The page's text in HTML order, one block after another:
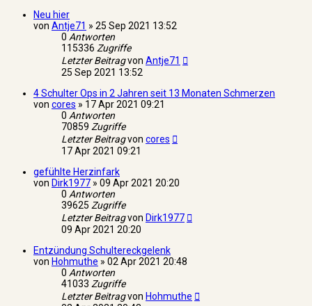
Neu hier
von Antje71 » 25 Sep 2021 13:52
0 Antworten
115336 Zugriffe
Letzter Beitragvon Antje71
25 Sep 2021 13:52
4 Schulter Ops in 2 Jahren seit 13 Monaten Schmerzen
von cores » 17 Apr 2021 09:21
0 Antworten
70859 Zugriffe
Letzter Beitragvon cores
17 Apr 2021 09:21
gefühlte Herzinfark
von Dirk1977 » 09 Apr 2021 20:20
0 Antworten
39625 Zugriffe
Letzter Beitragvon Dirk1977
09 Apr 2021 20:20
Entzündung Schultereckgelenk
von Hohmuthe » 02 Apr 2021 20:48
0 Antworten
41033 Zugriffe
Letzter Beitragvon Hohmuthe